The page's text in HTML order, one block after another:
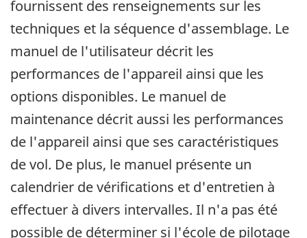
fournissent des renseignements sur les
techniques et la séquence d'assemblage. Le
manuel de l'utilisateur décrit les
performances de l'appareil ainsi que les
options disponibles. Le manuel de
maintenance décrit aussi les performances
de l'appareil ainsi que ses caractéristiques
de vol. De plus, le manuel présente un
calendrier de vérifications et d'entretien à
effectuer à divers intervalles. Il n'a pas été
possible de déterminer si l'école de pilotage